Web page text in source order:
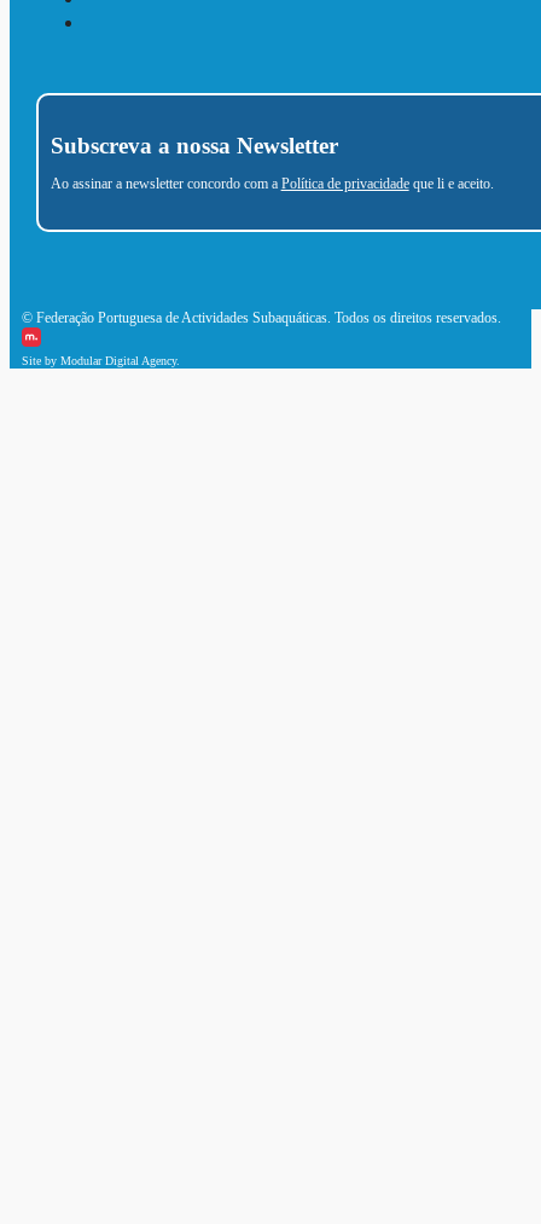
Subscreva a nossa Newsletter
Ao assinar a newsletter concordo com a Política de privacidadeque li e aceito.
© Federação Portuguesa de Actividades Subaquáticas. Todos os direitos reservados.
Site by Modular Digital Agency.